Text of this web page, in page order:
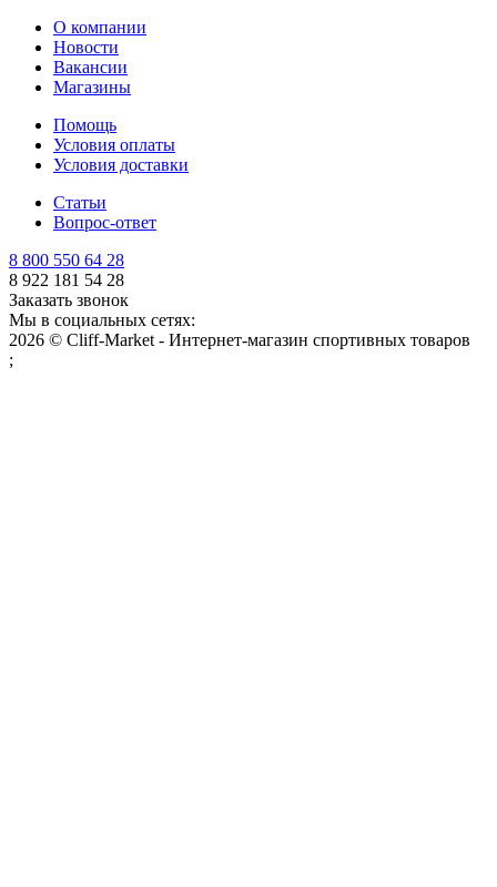
О компании
Новости
Вакансии
Магазины
Помощь
Условия оплаты
Условия доставки
Статьи
Вопрос-ответ
8 800 550 64 28
8 922 181 54 28
Заказать звонок
Мы в социальных сетях:
2026 © Cliff-Market - Интернет-магазин спортивных товаров
;